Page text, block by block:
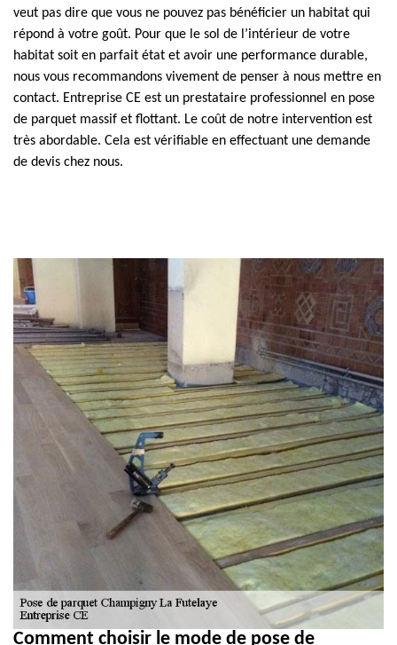
veut pas dire que vous ne pouvez pas bénéficier un habitat qui
répond à votre goût. Pour que le sol de l’intérieur de votre
habitat soit en parfait état et avoir une performance durable,
nous vous recommandons vivement de penser à nous mettre en
contact. Entreprise CE est un prestataire professionnel en pose
de parquet massif et flottant. Le coût de notre intervention est
très abordable. Cela est vérifiable en effectuant une demande
de devis chez nous.
Comment choisir le mode de pose de